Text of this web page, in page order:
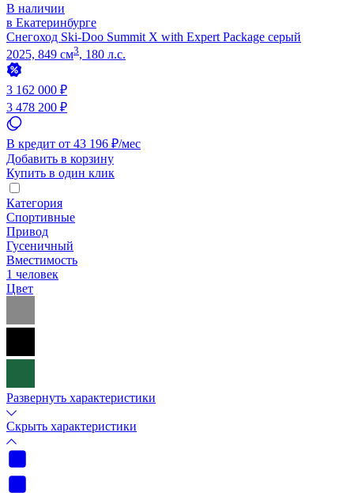
В наличии
в Екатеринбурге
Снегоход Ski-Doo Summit X with Expert Package серый
2025, 849 см3, 180 л.с.
3 162 000 ₽
3 478 200 ₽
В кредит от 43 196 ₽/мес
Добавить в корзину
Купить в один клик
Категория
Спортивные
Привод
Гусеничный
Вместимость
1 человек
Цвет
Развернуть характеристики
Скрыть характеристики